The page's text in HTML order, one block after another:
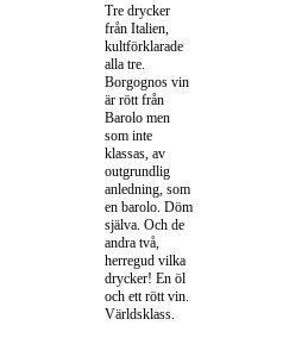
Tre drycker
från Italien,
kultförklarade
alla tre.
Borgognos vin
är rött från
Barolo men
som inte
klassas, av
outgrundlig
anledning, som
en barolo. Döm
själva. Och de
andra två,
herregud vilka
drycker! En öl
och ett rött vin.
Världsklass.